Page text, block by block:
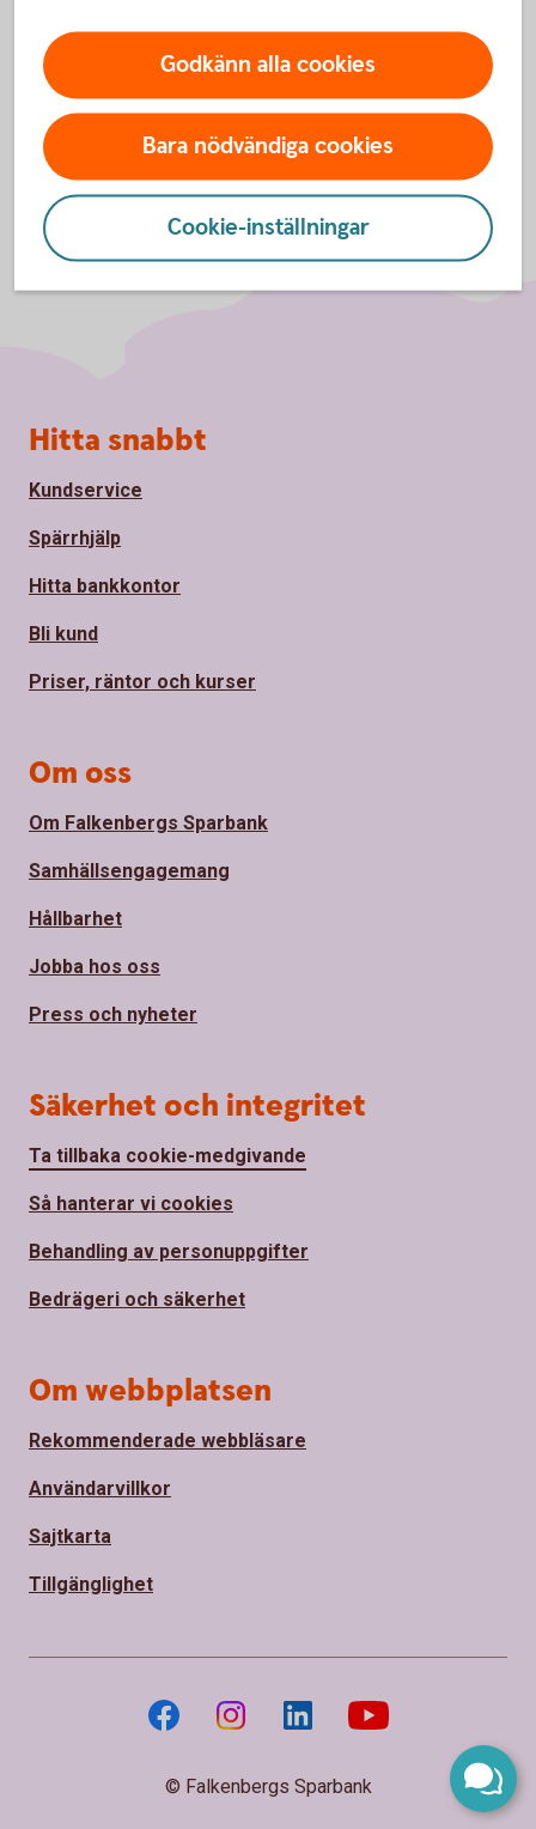
Här hittar du fler frågor och
Godkänn alla cookies
Bara nödvändiga cookies
Cookie-inställningar
Sidfot
Hitta snabbt
Kundservice
Spärrhjälp
Hitta bankkontor
Bli kund
Priser, räntor och kurser
Om oss
Om Falkenbergs Sparbank
Samhällsengagemang
Hållbarhet
Jobba hos oss
Press och nyheter
Säkerhet och integritet
Ta tillbaka cookie-medgivande
Så hanterar vi cookies
Behandling av personuppgifter
Bedrägeri och säkerhet
Om webbplatsen
Rekommenderade webbläsare
Användarvillkor
Sajtkarta
Tillgänglighet
© Falkenbergs Sparbank